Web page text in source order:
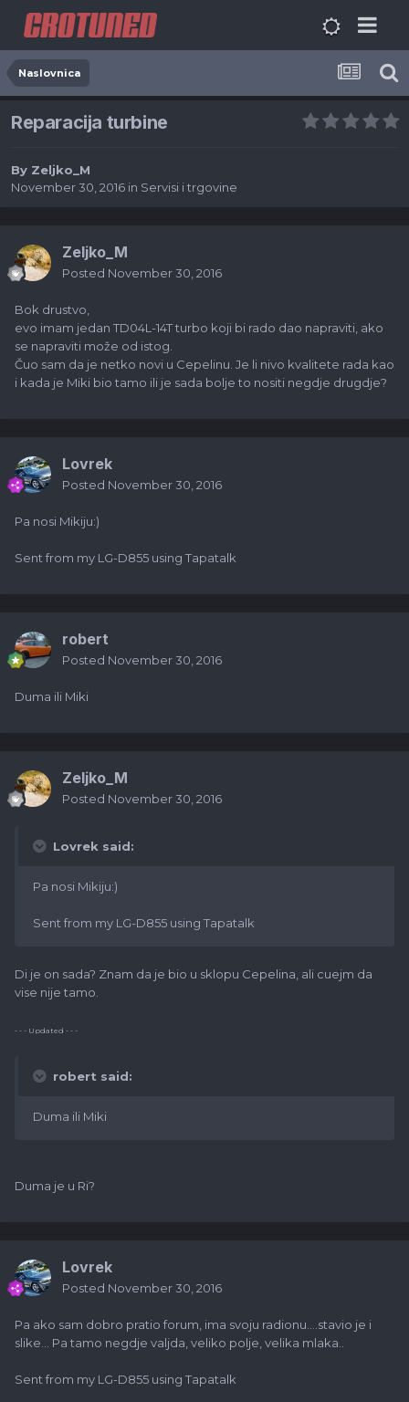
Naslovnica
Reparacija turbine
By Zeljko_M
November 30, 2016 in Servisi i trgovine
Zeljko_M
Posted November 30, 2016
Bok drustvo,
evo imam jedan TD04L-14T turbo koji bi rado dao napraviti, ako
se napraviti može od istog.
Čuo sam da je netko novi u Cepelinu. Je li nivo kvalitete rada kao
i kada je Miki bio tamo ili je sada bolje to nositi negdje drugdje?
Lovrek
Posted November 30, 2016
Pa nosi Mikiju:)
Sent from my LG-D855 using Tapatalk
robert
Posted November 30, 2016
Duma ili Miki
Zeljko_M
Posted November 30, 2016
Lovrek said:
Pa nosi Mikiju:)
Sent from my LG-D855 using Tapatalk
Di je on sada? Znam da je bio u sklopu Cepelina, ali cuejm da
vise nije tamo.
- - - Updated - - -
robert said:
Duma ili Miki
Duma je u Ri?
Lovrek
Posted November 30, 2016
Pa ako sam dobro pratio forum, ima svoju radionu....stavio je i
slike... Pa tamo negdje valjda, veliko polje, velika mlaka..
Sent from my LG-D855 using Tapatalk